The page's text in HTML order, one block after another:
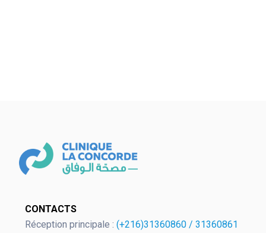
CONTACTS
Réception principale : (+216)31360860 / 31360861